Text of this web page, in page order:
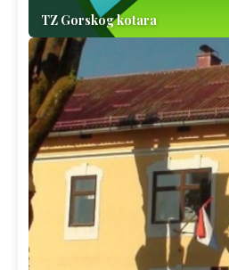
TZ Gorskog kotara